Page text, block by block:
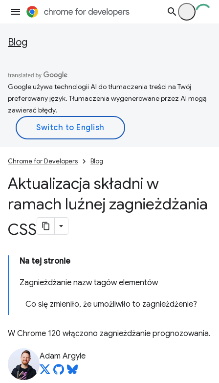
Blog
Google używa technologii AI do tłumaczenia treści na Twój
preferowany język. Tłumaczenia wygenerowane przez AI mogą
zawierać błędy.
Chrome for Developers Blog
Aktualizacja składni w
ramach luźnej zagnieżdżania
CSS
Na tej stronie
Zagnieżdżanie nazw tagów elementów
Co się zmieniło, że umożliwiło to zagnieżdżenie?
W Chrome 120 włączono zagnieżdżanie prognozowania.
Adam Argyle